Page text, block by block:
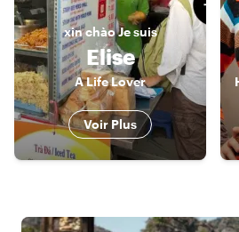
xin chàoJe suis
Elise
A Life Lover
Voir Plus